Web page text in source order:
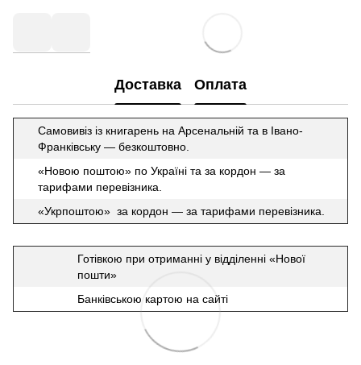
Доставка Оплата
Самовивіз із книгарень на Арсенальній та в Івано-
Франківську — безкоштовно.
«Новою поштою» по Україні та за кордон — за
тарифами перевізника.
«Укрпоштою» за кордон — за тарифами перевізника.
Готівкою при отриманні у відділенні «Нової
пошти»
Банківською картою на сайті